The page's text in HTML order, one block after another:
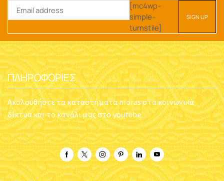
[mc4wp-
simple-
turnstile]
ΠΛΗΡΟΦΟΡΊΕΣ
Ακολουθήστε τα καταστήματα nioras στα κοινωνικά
δίκτυα και το κανάλι μας στο youtube